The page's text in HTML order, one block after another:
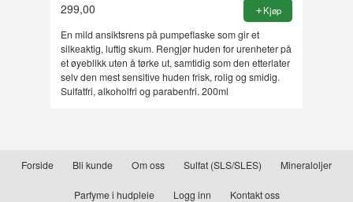
299,00 Kjøp
En mild ansiktsrens på pumpeflaske som gir et
silkeaktig, luftig skum. Rengjør huden for urenheter på
et øyeblikk uten å tørke ut, samtidig som den etterlater
selv den mest sensitive huden frisk, rolig og smidig.
Sulfatfri, alkoholfri og parabenfri. 200ml
Forside Bli kunde Om oss Sulfat (SLS/SLES) Mineraloljer
Parfyme i hudpleie Logg inn Kontakt oss